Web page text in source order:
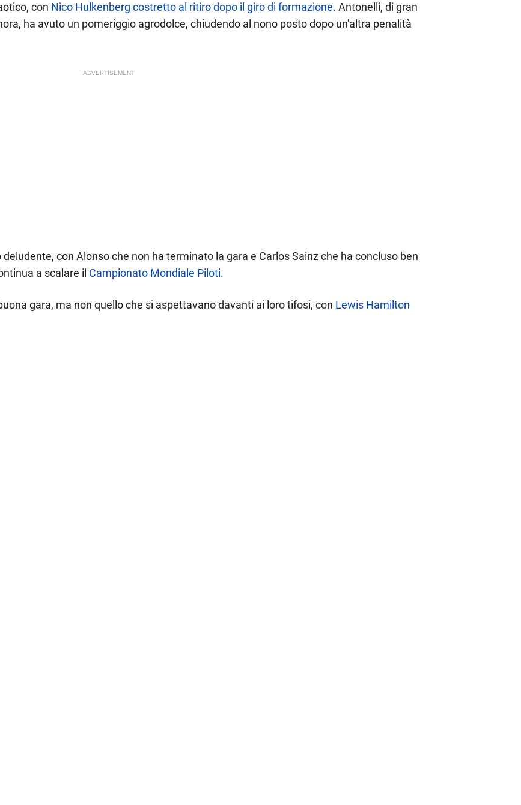
con Nico Hulkenberg costretto al ritiro dopo il giro di formazione. Antonelli, di gran
ha avuto un pomeriggio agrodolce, chiudendo al nono posto dopo un'altra penalità
ADVERTISEMENT
con Alonso che non ha terminato la gara e Carlos Sainz che ha concluso ben
a scalare il Campionato Mondiale Piloti.
gara, ma non quello che si aspettavano davanti ai loro tifosi, con Lewis Hamilton